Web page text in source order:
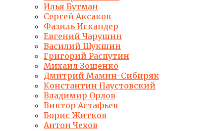
Илья Бутман
Сергей Аксаков
Фазиль Искандер
Евгений Чарушин
Василий Шукшин
Григорий Распутин
Михаил Зощенко
Дмитрий Мамин-Сибиряк
Константин Паустовский
Владимир Орлов
Виктор Астафьев
Борис Житков
Антон Чехов